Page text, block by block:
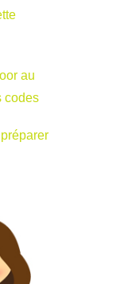
au
codes